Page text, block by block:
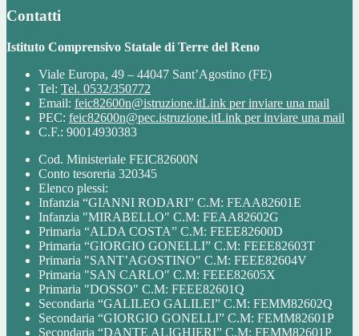
Contatti
Istituto Comprensivo Statale di Terre del Reno
Viale Europa, 49 – 44047 Sant’Agostino (FE)
Tel: Tel. 0532/350772
Email: feic82600n@istruzione.itLink per inviare una mail
PEC: feic82600n@pec.istruzione.itLink per inviare una mail
C.F.: 90014930383
Cod. Ministeriale FEIC82600N
Conto tesoreria 320345
Elenco plessi:
Infanzia “GIANNI RODARI” C.M: FEAA82601E
Infanzia "MIRABELLO" C.M: FEAA82602G
Primaria “ALDA COSTA” C.M: FEEE82600D
Primaria “GIORGIO GONELLI” C.M: FEEE82603T
Primaria "SANT’AGOSTINO" C.M: FEEE82604V
Primaria "SAN CARLO" C.M: FEEE82605X
Primaria "DOSSO" C.M: FEEE82601Q
Secondaria “GALILEO GALILEI” C.M: FEMM82602Q
Secondaria “GIORGIO GONELLI” C.M: FEMM82601P
Secondaria “DANTE ALIGHIERI” C.M: FEMM82601P